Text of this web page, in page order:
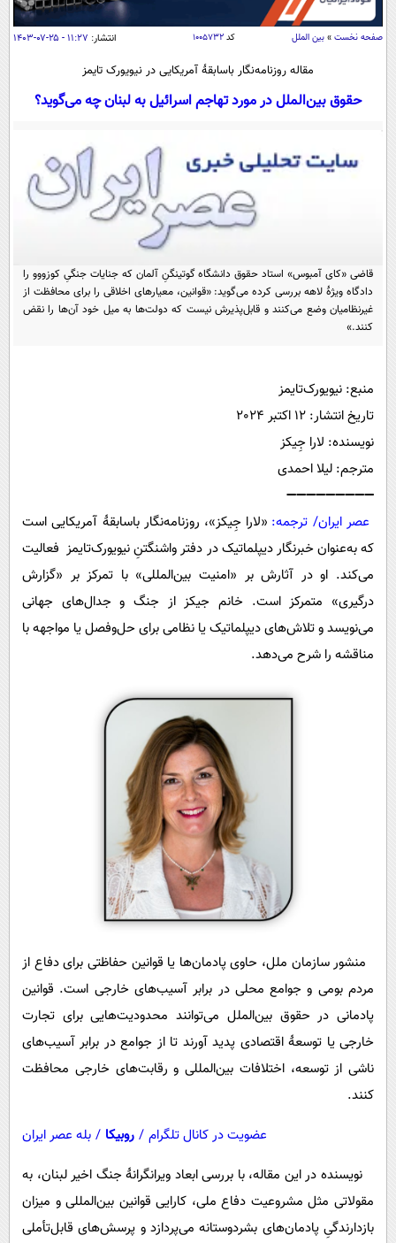
اقتصاد
اقتصادی
خودرو
جامعه
اجتماعی
سلامت
یک برش دانایی
محیط زیست
ورزشی
سیاست خارجی
فرهنگ و هنر
فناوری و It
اخبار کریپتو
قرآن
سرگرمی
باشگاه مغز
فیلم
اقتصاد
فرهنگی
بین الملل
حیات وحش
سیاست خارجی
عصر ایران 2
صفحه نخست » بین الملل کد۱۰۰۵۷۳۲ انتشار: ۱۱:۲۷ - ۲۵-۰۷-۱۴۰۳
مقاله روزنامه‌نگار باسابقۀ آمریکایی در نیویورک تایمز
حقوق بین‌الملل در مورد تهاجم اسرائیل به لبنان چه می‌گوید؟
قاضی «کای آمبوس» استاد حقوق دانشگاه گوتینگنِ آلمان که جنایات جنگیِ کوزووو را
دادگاه ویژۀ لاهه بررسی کرده می‌گوید: «قوانین، معیارهای اخلاقی را برای محافظت از
غیرنظامیان وضع می‌کنند و قابل‌پذیرش نیست که دولت‌ها به میل خود آن‌ها را نقض
کنند.»
منبع: نیویورک‌تایمز
تاریخ انتشار: 12 اکتبر 2024
نویسنده: لارا جِیکز
مترجم: لیلا احمدی
➖➖➖➖➖➖➖➖➖
عصر ایران/ ترجمه: «لارا جِیکز»، روزنامه‌نگار باسابقۀ آمریکایی است
که به‌عنوان خبرنگار دیپلماتیک در دفتر واشنگتنِ نیویورک‌تایمز فعالیت
می‌کند. او در آثارش بر «امنیت بین‌المللی» با تمرکز بر «گزارش
درگیری» متمرکز است. خانم جیکز از جنگ و جدال‌های جهانی
می‌نویسد و تلاش‌های دیپلماتیک یا نظامی برای حل‌و‌فصل یا مواجهه با
مناقشه را شرح می‌دهد.
منشور سازمان ملل، حاوی پادمان‌ها یا قوانین حفاظتی برای دفاع از
مردم بومی و جوامع محلی در برابر آسیب‌‌های خارجی است. قوانین
پادمانی در حقوق بین‌الملل می‌توانند محدودیت‌هایی برای تجارت
خارجی یا توسعۀ اقتصادی پدید آورند تا از جوامع در برابر آسیب‌های
ناشی از توسعه، اختلافات بین‌المللی و رقابت‌های خارجی محافظت
کنند.
عضویت در کانال تلگرام / روبیکا / بله عصر ایران
نویسنده در این مقاله، با بررسی ابعاد ویرانگرانۀ جنگ اخیر لبنان، به
مقولاتی مثل مشروعیت دفاع ملی، کارایی قوانین بین‌المللی و میزان
بازدارندگیِ پادمان‌های بشردوستانه می‌پردازد و پرسش‌های قابل‌تأملی